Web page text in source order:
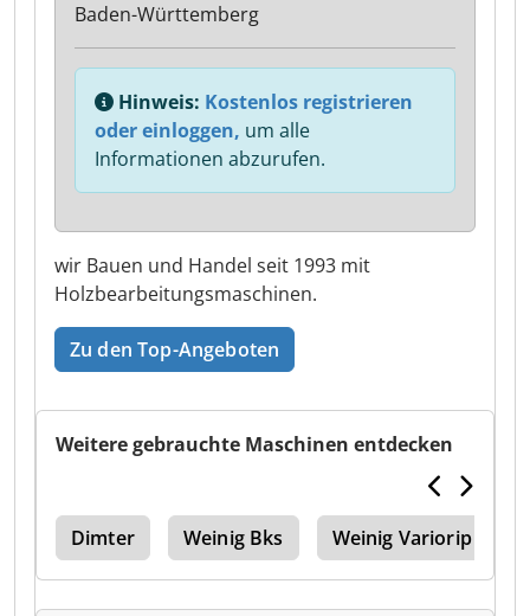
wir Bauen und Handel seit 1993 mit
Holzbearbeitungsmaschinen.
Zu den Top-Angeboten
Baden-Württemberg
Hinweis: Kostenlos registrieren
oder einloggen, um alle
Informationen abzurufen.
Weitere gebrauchte Maschinen entdecken
Dimter Weinig Bks Weinig Variorip